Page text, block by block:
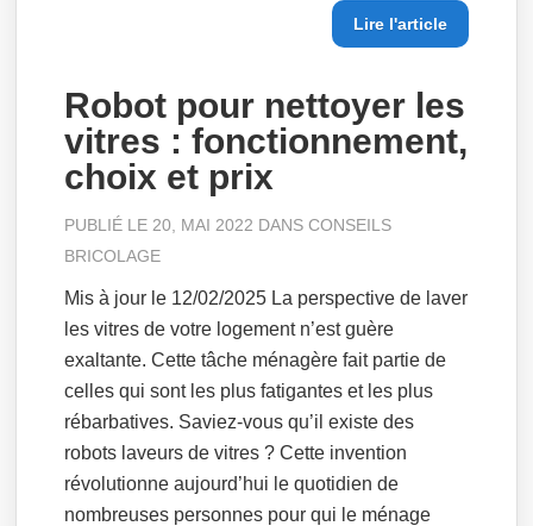
Lire l'article
Robot pour nettoyer les
vitres : fonctionnement,
choix et prix
PUBLIÉ LE 20, MAI 2022 DANSCONSEILS
BRICOLAGE
Mis à jour le 12/02/2025 La perspective de laver
les vitres de votre logement n’est guère
exaltante. Cette tâche ménagère fait partie de
celles qui sont les plus fatigantes et les plus
rébarbatives. Saviez-vous qu’il existe des
robots laveurs de vitres ? Cette invention
révolutionne aujourd’hui le quotidien de
nombreuses personnes pour qui le ménage